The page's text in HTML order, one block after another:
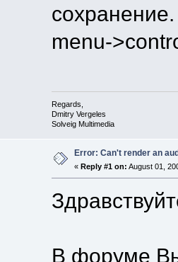
menu-
Regards,
Dmitry Vergeles
Solveig Multimedia
Error: Can't render an
« Reply #1 on: August 01,
В форуме